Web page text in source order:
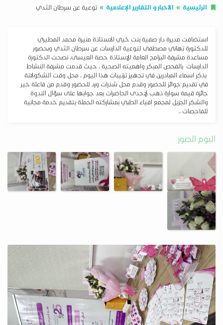
الرئيسية الأخبار و التقارير الإعلامية توعية عن سرطان الثدي
استضافت مديرة دار صفية بنت حُيي الاستاذة منيرة محمد المطيري
للدكتورة تهاني مصطفى لتوعية الدارسات عن سرطان الثدي وبحضور
مساعدة مشرفة البرامج العامة الإستاذة حصة العيسى، نصحت الدكتورة
الدارسات بالفحص المبكر واهميته الصحية ، حيث قدمت مشرفة النشاط
بذكر اسماء المبادرين في تجهيز ترتيبات هذا اليوم ، محل وقت الشكولاتة
في تقديم جوائز للحضور وقدم محل شذرات ورد للحضور وقدم من فاعلة خير
جائزة قيمة سوارة ذهب لإحدى الحاضرات بعد جوابها على سؤال الندوة
والشكر الجزيل لمجمع افياء الطبي بمشاركته الحملة بتقديم خدمة مجانية
للفاحصات ..
البوم الصور